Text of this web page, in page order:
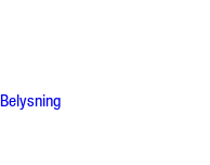
Belysning